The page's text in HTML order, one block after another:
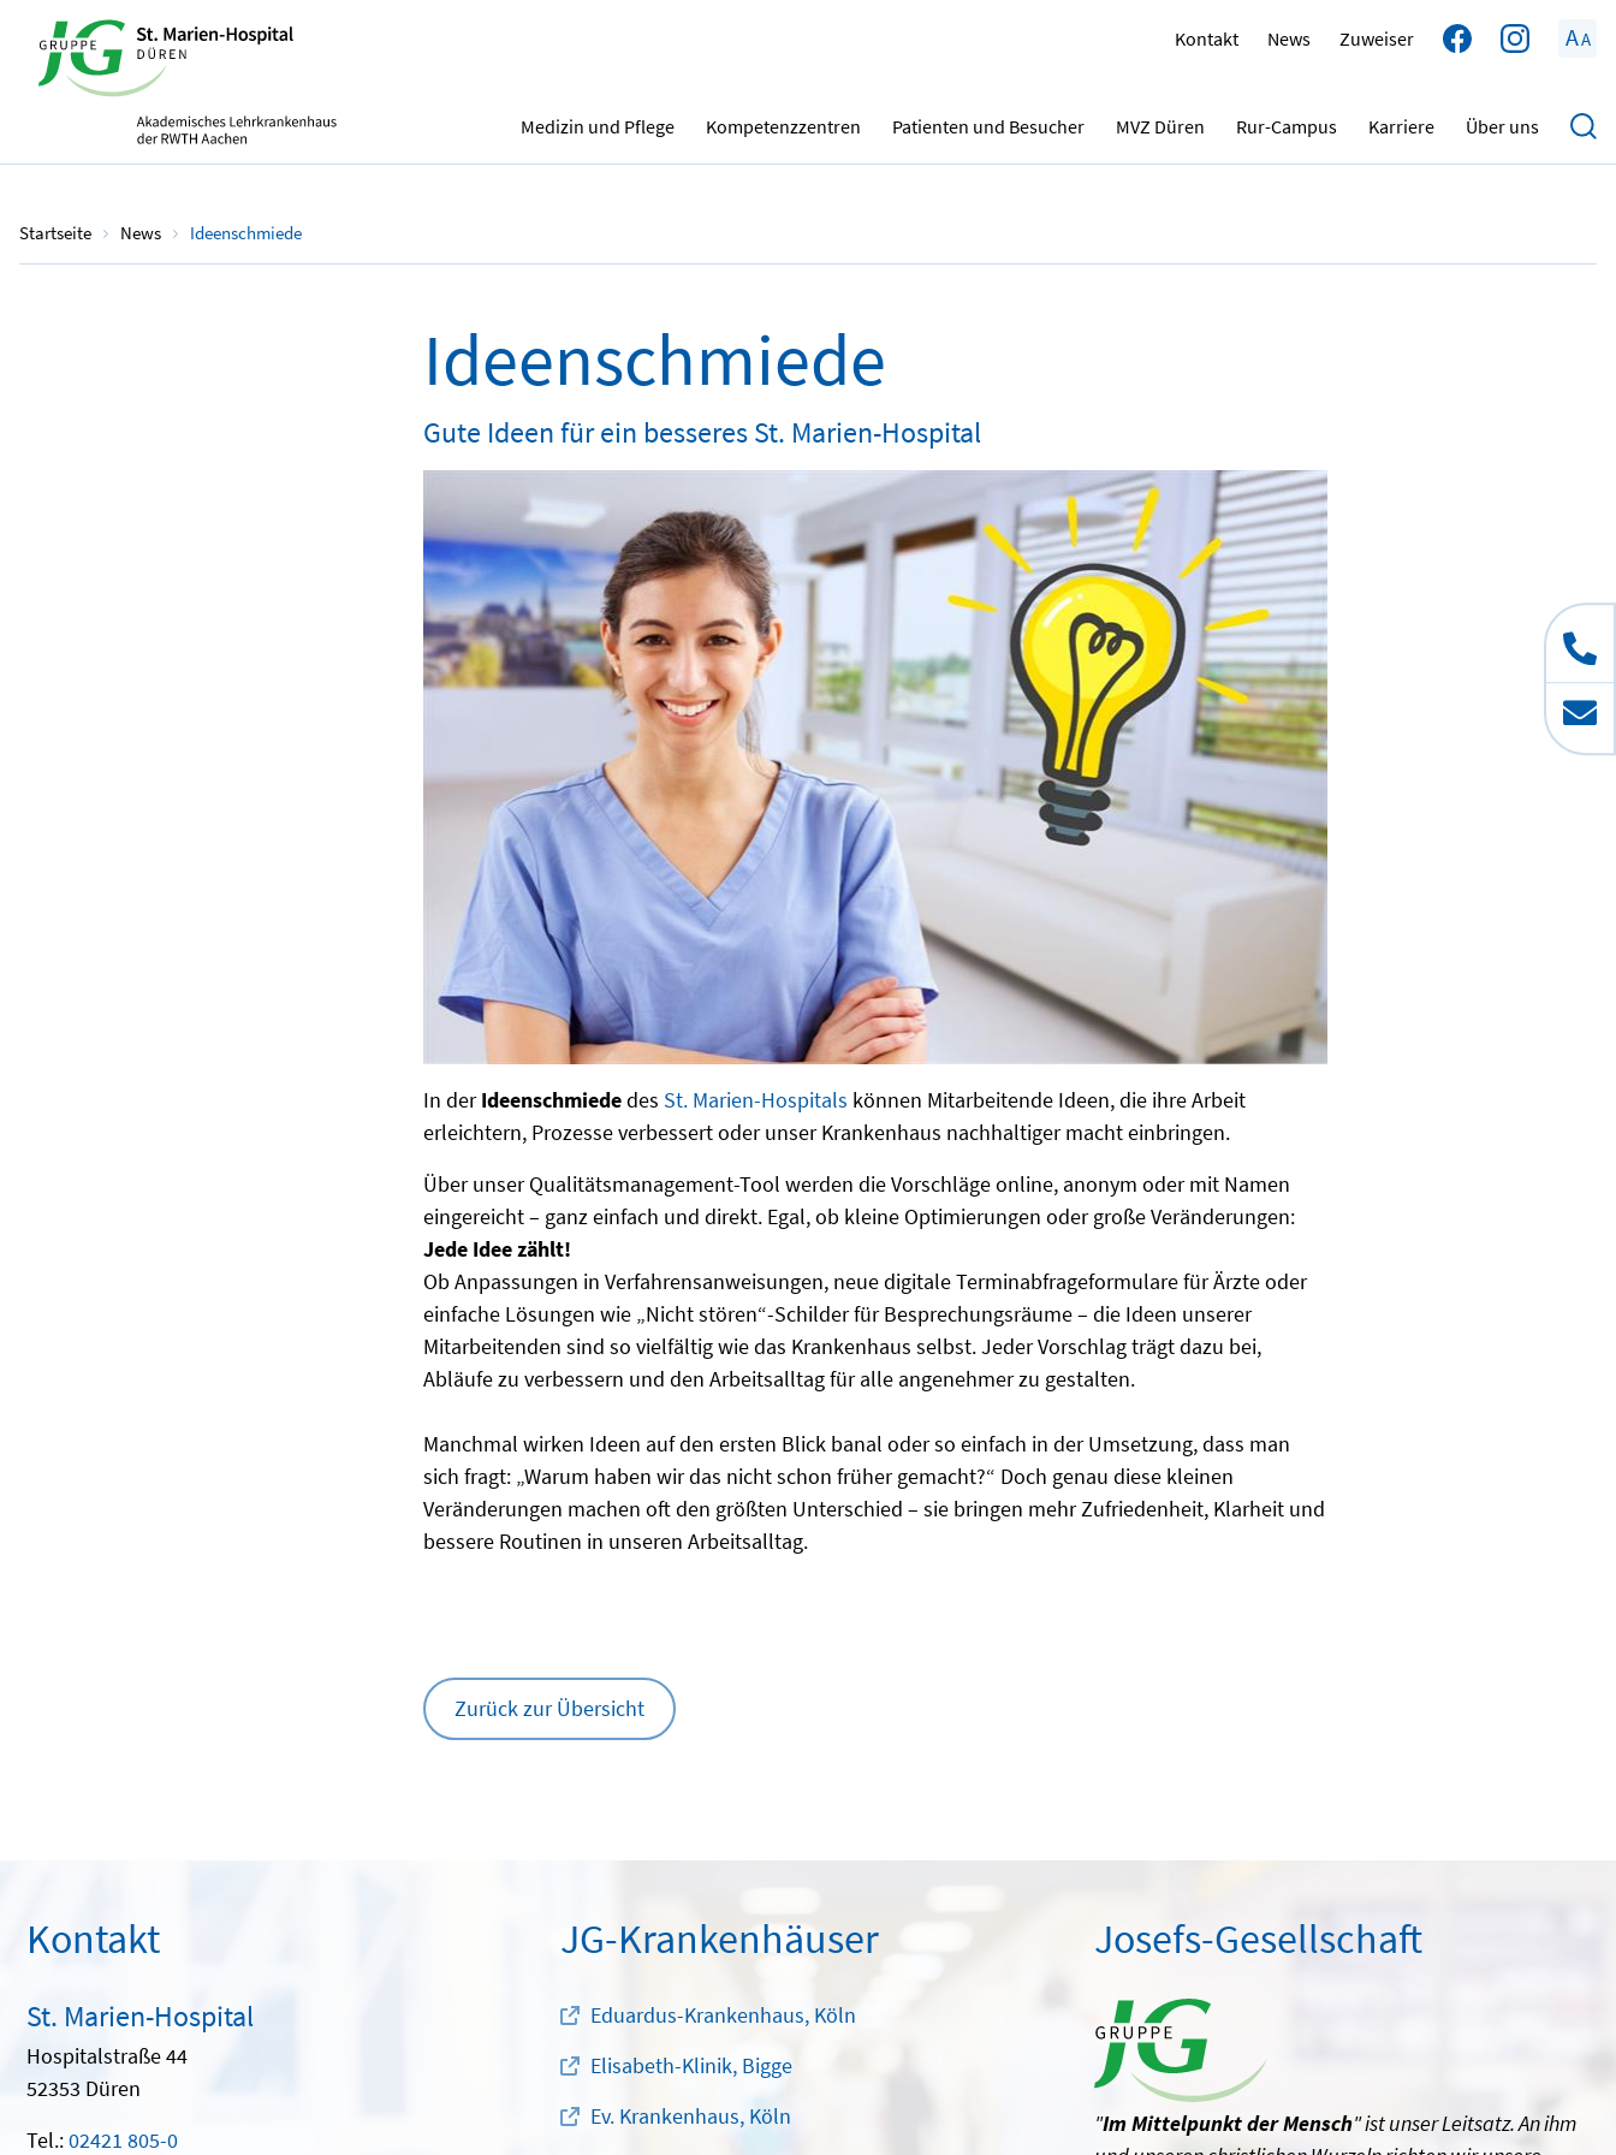
Kontakt News Zuweiser AA
Medizin und Pflege Kompetenzzentren Patienten und Besucher MVZ Düren Rur-Campus Karriere Über uns
Startseite News Ideenschmiede
24.02.2025
Ideenschmiede
Gute Ideen für ein besseres St. Marien-Hospital
In derIdeenschmiededes St. Marien-Hospitals können Mitarbeitende Ideen, die ihre Arbeit
erleichtern, Prozesse verbessert oder unser Krankenhaus nachhaltiger macht einbringen.
Über unser Qualitätsmanagement-Tool werden die Vorschläge online, anonym oder mit Namen
eingereicht – ganz einfach und direkt. Egal, ob kleine Optimierungen oder große Veränderungen:
Jede Idee zählt!
Ob Anpassungen in Verfahrensanweisungen, neue digitale Terminabfrageformulare für Ärzte oder
einfache Lösungen wie „Nicht stören“-Schilder für Besprechungsräume – die Ideen unserer
Mitarbeitenden sind so vielfältig wie das Krankenhaus selbst. Jeder Vorschlag trägt dazu bei,
Abläufe zu verbessern und den Arbeitsalltag für alle angenehmer zu gestalten.
Manchmal wirken Ideen auf den ersten Blick banal oder so einfach in der Umsetzung, dass man
sich fragt: „Warum haben wir das nicht schon früher gemacht?“ Doch genau diese kleinen
Veränderungen machen oft den größten Unterschied – sie bringen mehr Zufriedenheit, Klarheit und
bessere Routinen in unseren Arbeitsalltag.
Zurück zur Übersicht
Kontakt
St. Marien-Hospital
Hospitalstraße 44
52353 Düren
Tel.:02421 805-0
JG-Krankenhäuser
Eduardus-Krankenhaus, Köln
Elisabeth-Klinik, Bigge
Ev. Krankenhaus, Köln
Josefs-Gesellschaft
"Im Mittelpunkt der Mensch" ist unser Leitsatz. An ihm